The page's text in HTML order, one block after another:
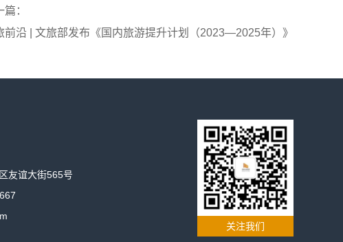
篇：
前沿 | 文旅部发布《国内旅游提升计划（2023—2025年）》
友谊大街565号
关注我们